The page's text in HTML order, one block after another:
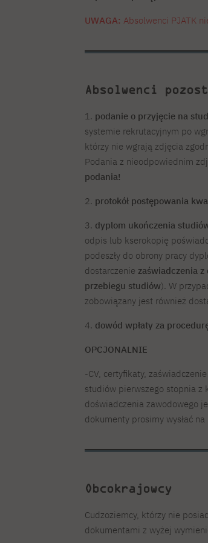
UWAGA: Absolwenci PJATK
Absolwenci
1. podanie o przyjęcie na
systemie rekrutacyjnym po
którzy nie wgrają zdjęcia
Podania z nieodpowiednim
podania!
2. protokół postępowania
3. dyplom ukończenia
odpis lub kserokopię
podeszły do obrony pracy
dostarczenie zaświadczenia
przebiegu studiów). W
zobowiązany jest również
4. dowód wpłaty za
OPCJONALNIE
-CV, certyfikaty,
studiów pierwszego stopnia z
doświadczenia zawodowego
dokumenty prosimy wysłać
Obcokrajowcy
Cudzoziemcy, którzy nie
dokumentami z wyżej